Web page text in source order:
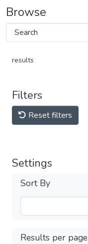
Browse
results
Filters
Reset filters
Settings
Sort By
Results per page